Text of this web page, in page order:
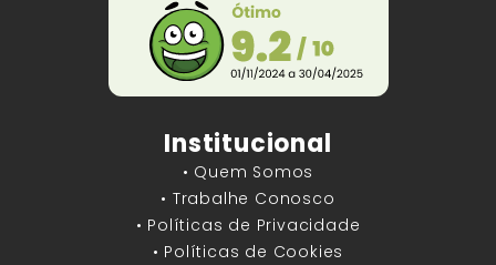
Institucional
• Quem Somos
• Trabalhe Conosco
• Políticas de Privacidade
• Políticas de Cookies